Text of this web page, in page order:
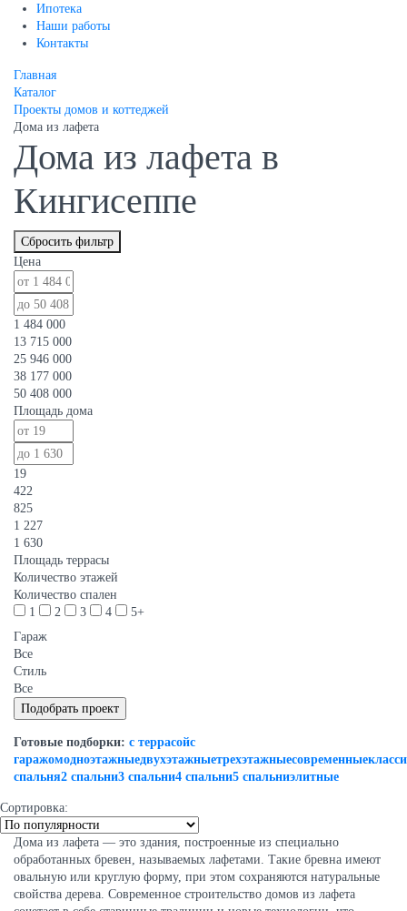
Ипотека
Наши работы
Контакты
Главная
Каталог
Проекты домов и коттеджей
Дома из лафета
Дома из лафета в
Кингисеппе
Сбросить фильтр
Цена
1 484 000
13 715 000
25 946 000
38 177 000
50 408 000
Площадь дома
19
422
825
1 227
1 630
Площадь террасы
Количество этажей
Количество спален
1
2 3 4
5+
Гараж
Все
Стиль
Все
Готовые подборки: с террасойс
гаражомодноэтажныедвухэтажныетрехэтажныесовременные
спальня2 спальни3 спальни4 спальни5 спальниэлитные
Сортировка:
Дома из лафета — это здания, построенные из специально
обработанных бревен, называемых лафетами. Такие бревна имеют
овальную или круглую форму, при этом сохраняются натуральные
свойства дерева. Современное строительство домов из лафета